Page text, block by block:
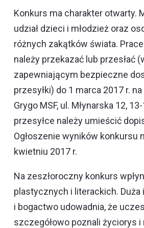
Konkurs ma charakter otwarty.
udział dzieci i młodzież oraz
różnych zakątków świata.
należy przekazać lub przesłać
zapewniającym bezpieczne
przesyłki) do 1 marca 2017 r.
Grygo MSF, ul. Młynarska 12,
przesyłce należy umieścić
Ogłoszenie wyników konkursu
kwietniu 2017 r.
Na zeszłoroczny konkurs
plastycznych i literackich. Duża
i bogactwo udowadnia, że
szczegółowo poznali życiorys i